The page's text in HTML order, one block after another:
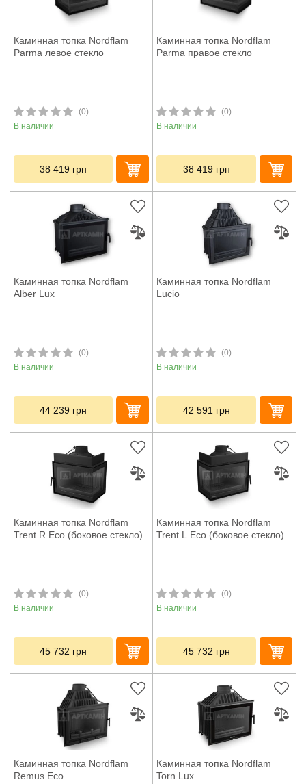
Каминная топка Nordflam
Parma левое стекло
(0)
В наличии
38 419 грн
Каминная топка Nordflam
Parma правое стекло
(0)
В наличии
38 419 грн
Каминная топка Nordflam
Alber Lux
(0)
В наличии
44 239 грн
Каминная топка Nordflam
Lucio
(0)
В наличии
42 591 грн
Каминная топка Nordflam
Trent R Eco (боковое стекло)
(0)
В наличии
45 732 грн
Каминная топка Nordflam
Trent L Eco (боковое стекло)
(0)
В наличии
45 732 грн
Каминная топка Nordflam
Remus Eco
Каминная топка Nordflam
Torn Lux